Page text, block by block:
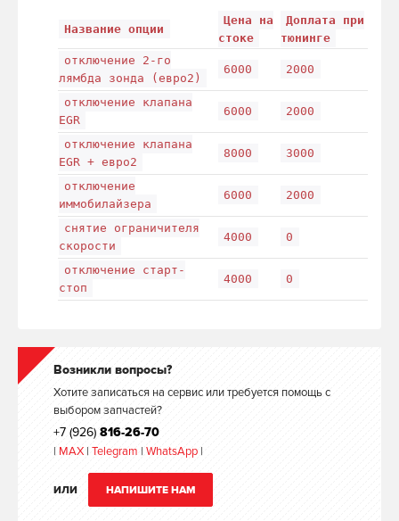
Название опции
Цена на
стоке
Доплата при
тюнинге
отключение 2-го
лямбда зонда (евро2)
6000 2000
отключение клапана
EGR
6000 2000
отключение клапана
EGR + евро2
8000 3000
отключение
иммобилайзера
6000 2000
снятие ограничителя
скорости
4000 0
отключение старт-
стоп
4000 0
Возникли вопросы?
Хотите записаться на сервис или требуется помощь с
выбором запчастей?
+7 (926) 816-26-70
| MAX | Telegram | WhatsApp |
ИЛИ НАПИШИТЕ НАМ